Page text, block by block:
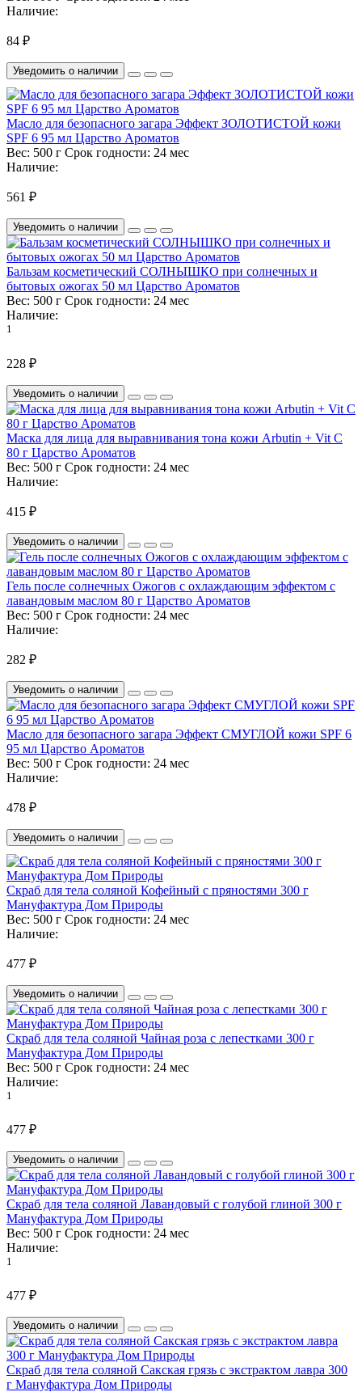
Наличие:
84 ₽
Уведомить о наличии
Масло для безопасного загара Эффект ЗОЛОТИСТОЙ кожи
SPF 6 95 мл Царство Ароматов
Вес: 500 г Срок годности: 24 мес
Наличие:
561 ₽
Уведомить о наличии
Бальзам косметический СОЛНЫШКО при солнечных и
бытовых ожогах 50 мл Царство Ароматов
Вес: 500 г Срок годности: 24 мес
Наличие:
1
228 ₽
Уведомить о наличии
Маска для лица для выравнивания тона кожи Arbutin + Vit C
80 г Царство Ароматов
Вес: 500 г Срок годности: 24 мес
Наличие:
415 ₽
Уведомить о наличии
Гель после солнечных Ожогов с охлаждающим эффектом с
лавандовым маслом 80 г Царство Ароматов
Вес: 500 г Срок годности: 24 мес
Наличие:
282 ₽
Уведомить о наличии
Масло для безопасного загара Эффект СМУГЛОЙ кожи SPF 6
95 мл Царство Ароматов
Вес: 500 г Срок годности: 24 мес
Наличие:
478 ₽
Уведомить о наличии
Скраб для тела соляной Кофейный с пряностями 300 г
Мануфактура Дом Природы
Вес: 500 г Срок годности: 24 мес
Наличие:
477 ₽
Уведомить о наличии
Скраб для тела соляной Чайная роза с лепестками 300 г
Мануфактура Дом Природы
Вес: 500 г Срок годности: 24 мес
Наличие:
1
477 ₽
Уведомить о наличии
Скраб для тела соляной Лавандовый с голубой глиной 300 г
Мануфактура Дом Природы
Вес: 500 г Срок годности: 24 мес
Наличие:
1
477 ₽
Уведомить о наличии
Скраб для тела соляной Сакская грязь с экстрактом лавра 300
г Мануфактура Дом Природы